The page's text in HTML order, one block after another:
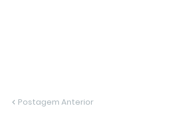
Postagem Anterior